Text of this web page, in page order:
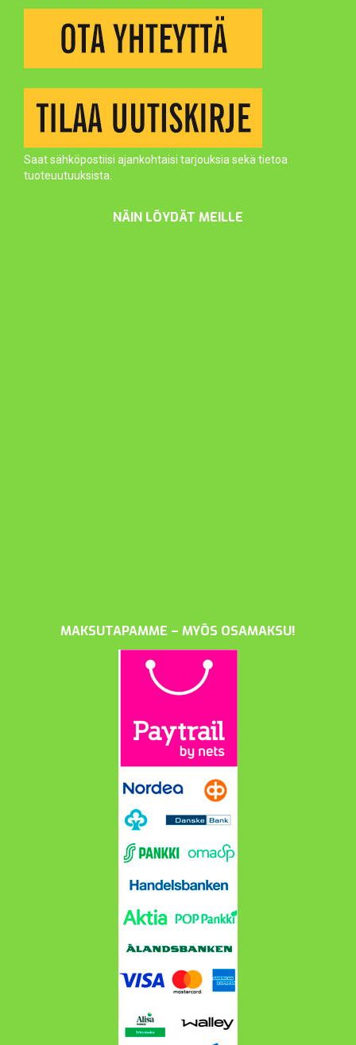
Saat sähköpostiisi ajankohtaisi tarjouksia sekä tietoa
tuoteuutuuksista.
NÄIN LÖYDÄT MEILLE
MAKSUTAPAMME – MYÖS OSAMAKSU!